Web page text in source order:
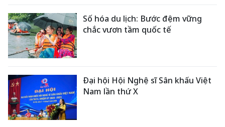
Số hóa du lịch: Bước đệm vững
chắc vươn tầm quốc tế
Đại hội Hội Nghệ sĩ Sân khấu Việt
Nam lần thứ X